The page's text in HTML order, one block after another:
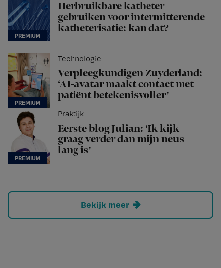
Herbruikbare katheter
gebruiken voor intermitterende
katheterisatie: kan dat?
Technologie
Verpleegkundigen Zuyderland:
‘AI-avatar maakt contact met
patiënt betekenisvoller’
Praktijk
Eerste blog Julian: ‘Ik kijk
graag verder dan mijn neus
lang is’
Bekijk meer